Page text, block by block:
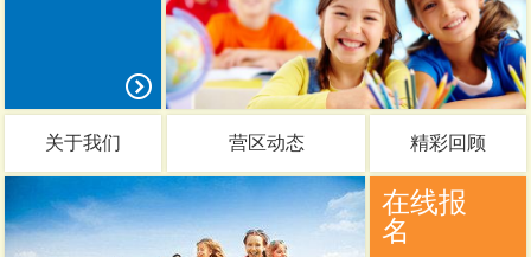
关于我们 营区动态 精彩回顾
在线报
名